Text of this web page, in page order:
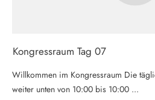
Kongressraum Tag 07
Willkommen im Kongressraum Die
weiter unten von 10:00 bis 10:00 ...